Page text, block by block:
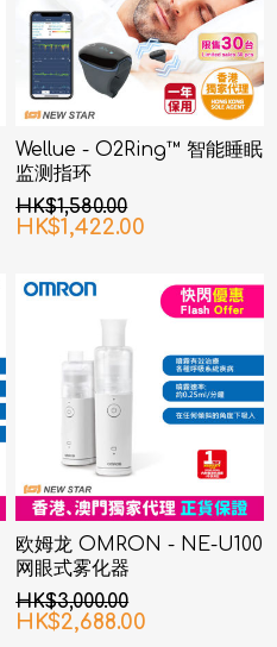
Wellue - O2Ring™ 智能睡眠
监测指环
HK$1,580.00
HK$1,422.00
欧姆龙 OMRON - NE-U100
网眼式雾化器
HK$3,000.00
HK$2,688.00